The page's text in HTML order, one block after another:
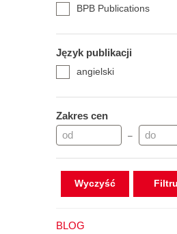
BPB Publications
Język publikacji
angielski
Zakres cen
–
Wyczyść
BLOG